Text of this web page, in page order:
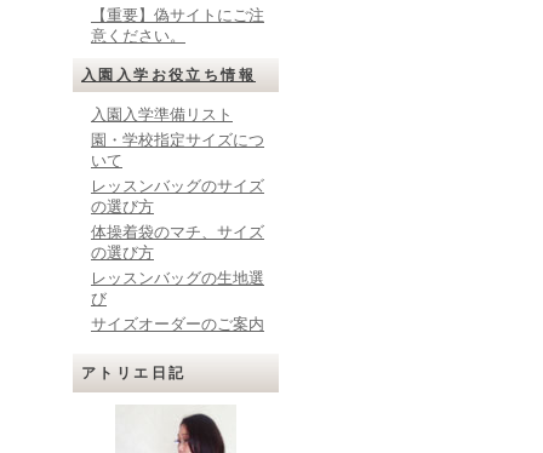
【重要】偽サイトにご注
意ください。
入園入学お役立ち情報
入園入学準備リスト
園・学校指定サイズにつ
いて
レッスンバッグのサイズ
の選び方
体操着袋のマチ、サイズ
の選び方
レッスンバッグの生地選
び
サイズオーダーのご案内
アトリエ日記